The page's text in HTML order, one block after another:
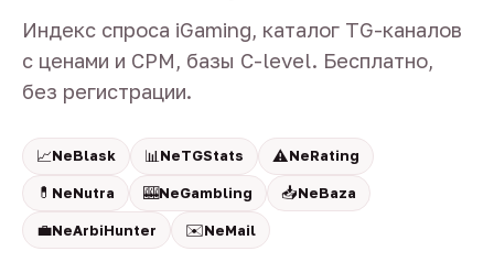
Индекс спроса iGaming, каталог TG-каналов
с ценами и CPM, базы C-level. Бесплатно,
без регистрации.
📈NeBlask 📊 NeTGStats ⚠️NeRating
💊 NeNutra 🎰NeGambling 📥NeBaza
💼NeArbiHunter ✉️NeMail